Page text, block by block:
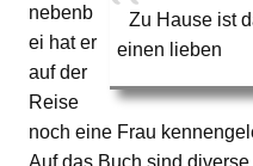
Zu Hause ist
einen lieben
nebenb
ei hat er
auf der
Reise
noch eine Frau
Auf das Buch sind